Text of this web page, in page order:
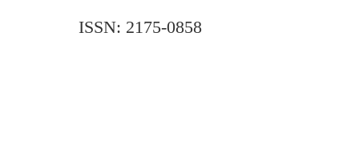
ISSN: 2175-0858